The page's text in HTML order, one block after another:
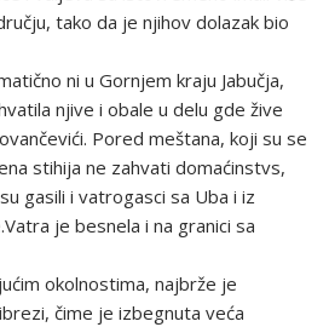
tako da je njihov dolazak bio
ni u Gornjem kraju Jabučja,
njive i obale u delu gde žive
Pored meštana, koji su se
stihija ne zahvati domaćinstvs,
gasili i vatrogasci sa Uba i iz
je besnela i na granici sa
okolnostima, najbrže je
čime je izbegnuta veća